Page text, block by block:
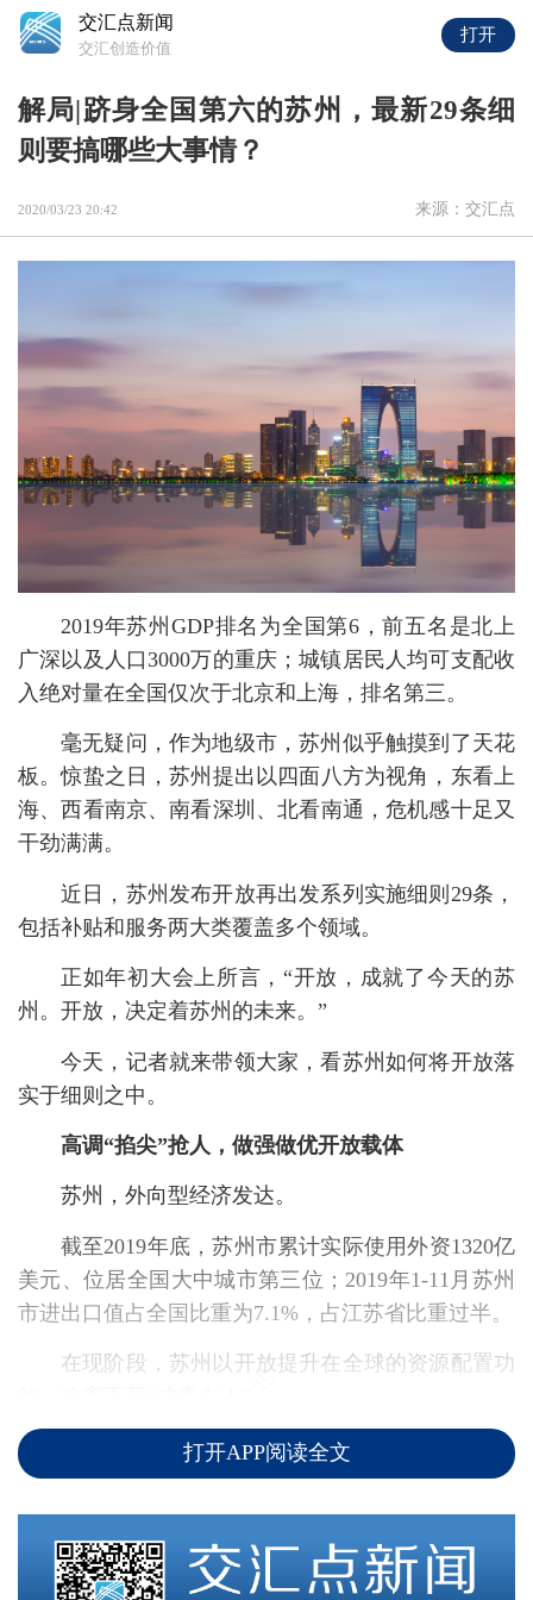
解局|跻身全国第六的苏州，最新29条细
则要搞哪些大事情？
2020/03/23 20:42 来源：交汇点
2019年苏州GDP排名为全国第6，前五名是北上
广深以及人口3000万的重庆；城镇居民人均可支配收
入绝对量在全国仅次于北京和上海，排名第三。
毫无疑问，作为地级市，苏州似乎触摸到了天花
板。惊蛰之日，苏州提出以四面八方为视角，东看上
海、西看南京、南看深圳、北看南通，危机感十足又
干劲满满。
近日，苏州发布开放再出发系列实施细则29条，
包括补贴和服务两大类覆盖多个领域。
正如年初大会上所言，“开放，成就了今天的苏
州。开放，决定着苏州的未来。”
今天，记者就来带领大家，看苏州如何将开放落
实于细则之中。
高调“掐尖”抢人，做强做优开放载体
苏州，外向型经济发达。
截至2019年底，苏州市累计实际使用外资1320亿
美元、位居全国大中城市第三位；2019年1-11月苏州
市进出口值占全国比重为7.1%，占江苏省比重过半。
在现阶段，苏州以开放提升在全球的资源配置功
年初开放再出发大会上，苏州提出明确计划：三
年内引进1万名高质量发展急需的高端人才，其中海
外占比不低于50%，外国高端专家不少于2500人。
29条细则开篇《苏州市高端人才奖励计划实施细
打开APP阅读全文
交汇点新闻
交汇创造价值
打开